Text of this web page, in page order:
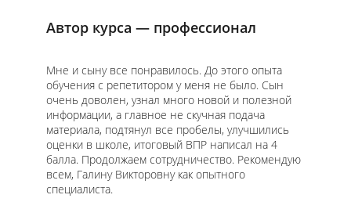
Автор курса — профессионал
Мне и сыну все понравилось. До этого опыта
обучения с репетитором у меня не было. Сын
очень доволен, узнал много новой и полезной
информации, а главное не скучная подача
материала, подтянул все пробелы, улучшились
оценки в школе, итоговый ВПР написал на 4
балла. Продолжаем сотрудничество. Рекомендую
всем, Галину Викторовну как опытного
специалиста.